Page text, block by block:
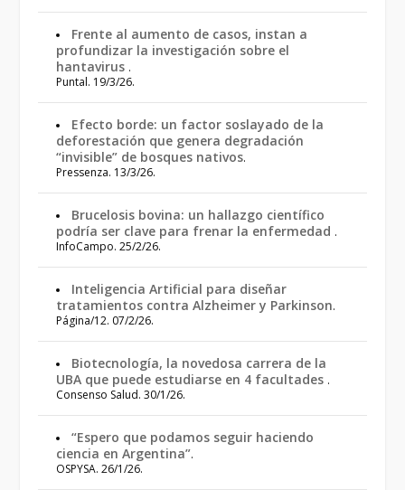
Frente al aumento de casos, instan a
profundizar la investigación sobre el
hantavirus .
Puntal. 19/3/26.
Efecto borde: un factor soslayado de la
deforestación que genera degradación
“invisible” de bosques nativos.
Pressenza. 13/3/26.
Brucelosis bovina: un hallazgo científico
podría ser clave para frenar la enfermedad .
InfoCampo. 25/2/26.
Inteligencia Artificial para diseñar
tratamientos contra Alzheimer y Parkinson.
Página/12. 07/2/26.
Biotecnología, la novedosa carrera de la
UBA que puede estudiarse en 4 facultades .
Consenso Salud. 30/1/26.
“Espero que podamos seguir haciendo
ciencia en Argentina”.
OSPYSA. 26/1/26.